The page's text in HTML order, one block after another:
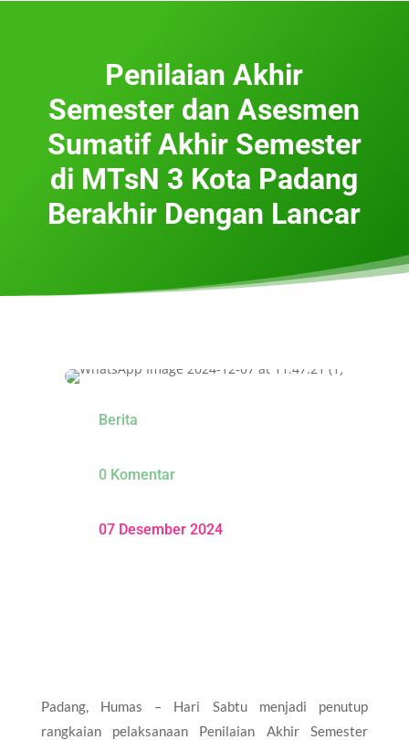
Penilaian Akhir
Semester dan Asesmen
Sumatif Akhir Semester
di MTsN 3 Kota Padang
Berakhir Dengan Lancar
Berita
0 Komentar
07 Desember 2024
Padang, Humas – Hari Sabtu menjadi penutup
rangkaian pelaksanaan Penilaian Akhir Semester